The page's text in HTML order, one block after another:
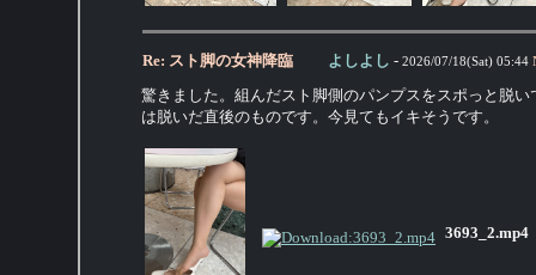
Re: スト脚の女神降臨 よしよし - 2026/07/18(Sat) 05:44
驚きました。組んだスト脚側のパンプスをスポっと脱
は脱いだ直後のものです。今見てもイキそうです。
3693_2.mp4